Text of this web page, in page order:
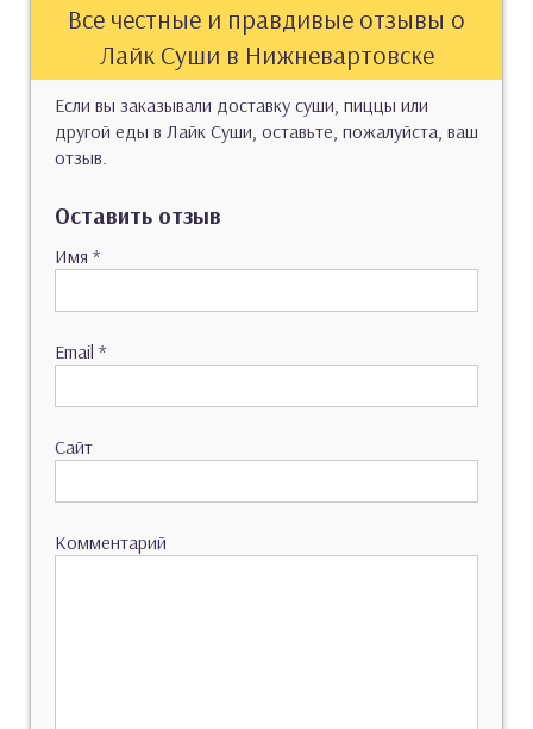
Все честные и правдивые отзывы о
Лайк Суши в Нижневартовске
Если вы заказывали доставку суши, пиццы или
другой еды в Лайк Суши, оставьте, пожалуйста, ваш
отзыв.
Оставить отзыв
Имя *
Email *
Сайт
Комментарий